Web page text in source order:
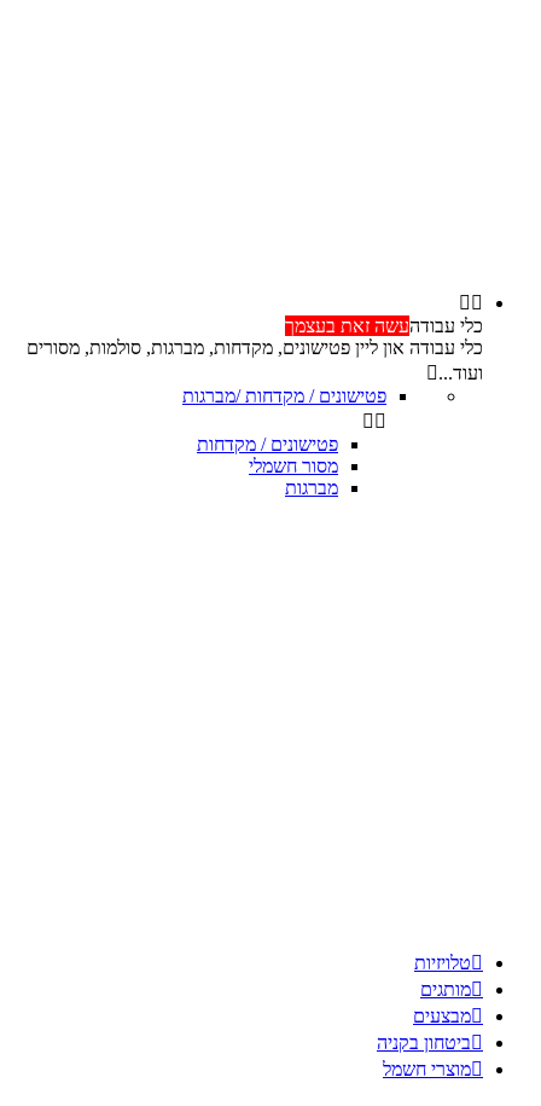
 
כלי עבודהעשה זאת בעצמך
כלי עבודה און ליין פטישונים, מקדחות, מברגות, סולמות, מסורים
ועוד...
פטישונים / מקדחות /מברגות
 
פטישונים / מקדחות
מסור חשמלי
מברגות
טלויזיות
מותגים
מבצעים
ביטחון בקניה
מוצרי חשמל